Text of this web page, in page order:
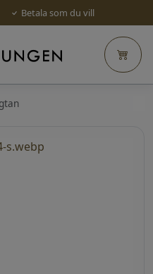
Betala som du vill